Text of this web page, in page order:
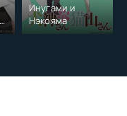
Инугами и
Нэкояма